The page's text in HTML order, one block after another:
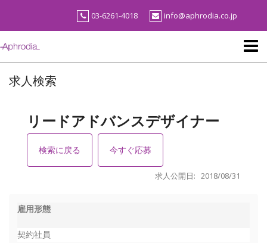
content
03-6261-4018 info@aphrodia.co.jp
求人検索
リードアドバンスデザイナー
検索に戻る 今すぐ応募
求人公開日: 2018/08/31
雇用形態
契約社員